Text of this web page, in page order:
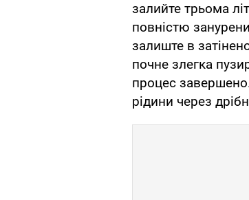
залийте трьома
повністю
залиште в
почне злегка
процес
рідини через